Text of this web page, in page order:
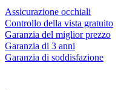
Assicurazione occhiali
Controllo della vista gratuito
Garanzia del miglior prezzo
Garanzia di 3 anni
Garanzia di soddisfazione